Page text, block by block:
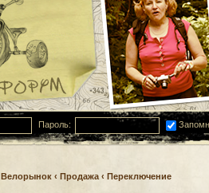
Пароль:
Велорынок ‹ Продажа ‹ Переключение